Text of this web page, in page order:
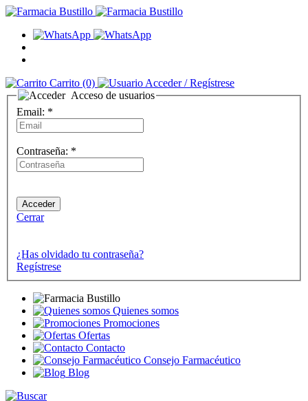
Carrito (0) Acceder / Regístrese
Acceso de usuarios
Email: *
Contraseña: *
Cerrar
¿Has olvidado tu contraseña?
Regístrese
Quienes somos
Promociones
Ofertas
Contacto
Consejo Farmacéutico
Blog